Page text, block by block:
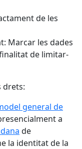
de les
Marcar les dades
de limitar-
drets:
general de
a
de
la identitat de la